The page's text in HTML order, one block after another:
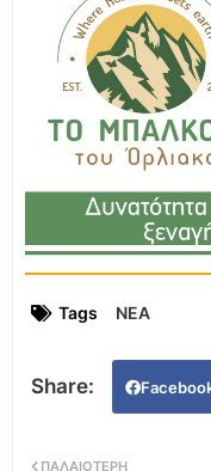
Tags ΝΕΑ
ΠΑΛΑΙΌΤΕΡΗ